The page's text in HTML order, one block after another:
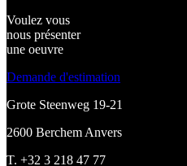
Voulez vous
nous présenter
une oeuvre
Demande d'estimation
Grote Steenweg 19-21
2600 Berchem Anvers
T. +32 3 218 47 77